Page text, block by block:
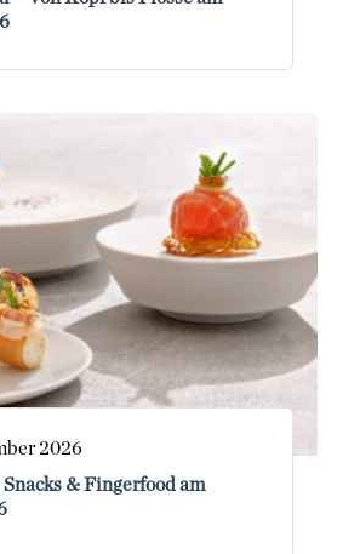
2026
& Fingerfood am